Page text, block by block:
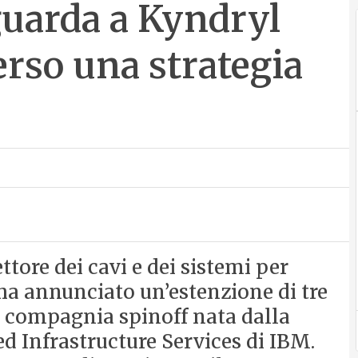
a Kyndryl
una strategia
dei cavi e dei sistemi per
annunciato un’estenzione di tre
spinoff nata dalla
Infrastructure Services di IBM.